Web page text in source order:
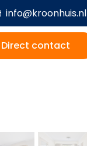
info@kroonhuis.nl
Direct contact